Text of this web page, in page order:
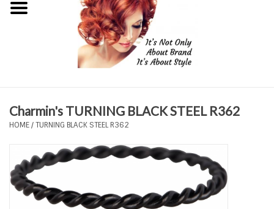
Just for Him
Plus Size Sieraden
Enkelbandjes
Tassen en meer
Charmin's TURNING BLACK STEEL R362
HOME/TURNING BLACK STEEL R362